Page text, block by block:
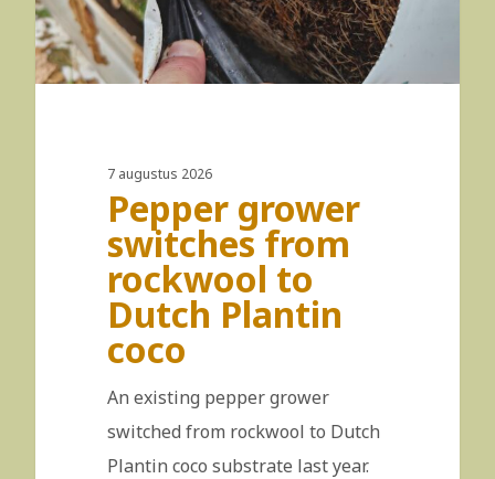
7 augustus 2026
Pepper grower
switches from
rockwool to
Dutch Plantin
coco
An existing pepper grower
switched from rockwool to Dutch
Plantin coco substrate last year.